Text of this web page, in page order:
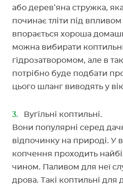
або дерев’яна стружка, яка
починає тліти під
впорається хороша
можна вибирати
гідрозатворомом, але в
потрібно буде подбати
цього шланг виводять у
Вугільні коптильні.
Вони популярні серед
відпочинку на природі. У
копчення проходить
чином. Паливом для неї
дрова. Такі коптильні для